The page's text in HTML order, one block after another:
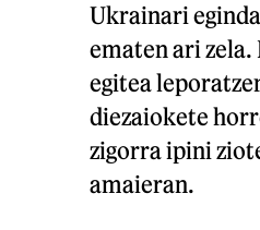
Ukrainari
ematen ari
egitea
diezaiokete
zigorra ipini
amaieran.